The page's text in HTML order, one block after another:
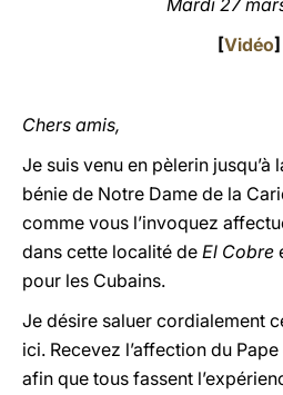
Mardi 27
[Vidéo]
Chers amis,
Je suis venu en pèlerin jusqu’à
bénie de Notre Dame de la
comme vous l’invoquez
dans cette localité de El Cobre
pour les Cubains.
Je désire saluer cordialement
ici. Recevez l’affection du
afin que tous fassent